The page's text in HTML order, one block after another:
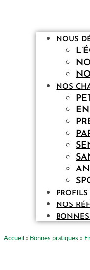
NOUS
NOS
NOS
BONNES
Accueil » Bonnes pratiques »